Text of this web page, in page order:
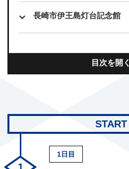
目次を開く
長崎市伊王島灯台記念館
START
1日目